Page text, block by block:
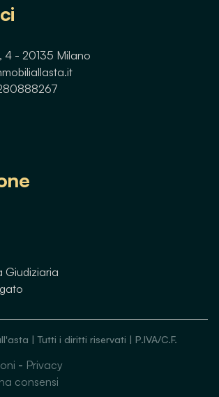
immobili simili
4 - 20135 Milano
Giudiziaria
| Tutti i diritti riservati | P.IVA/C.F.
- Privacy
consensi